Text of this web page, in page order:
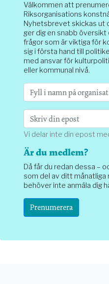
Välkommen att
Riksorganisations
Nyhetsbrevet skickas ut
ger dig en snabb
frågor som är viktiga för
sig i första hand till
med ansvar för
eller kommunal nivå.
Vi delar inte din epost
Är du medlem?
Då får du redan dessa –
som del av ditt
behöver inte anmäla dig
Prenumerera